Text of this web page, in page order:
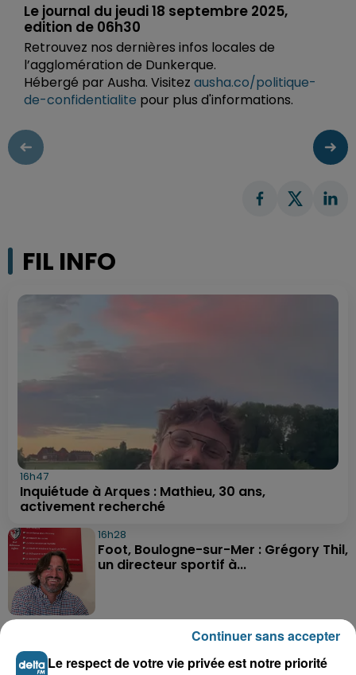
Le journal du jeudi 18 septembre 2025,
edition de 06h30
Retrouvez nos dernières infos locales de
l’agglomération de Dunkerque.
Hébergé par Ausha. Visitez ausha.co/politique-
de-confidentialite pour plus d'informations.
FIL INFO
16h47
Inquiétude à Arques : Mathieu, 30 ans,
activement recherché
16h28
Foot, Boulogne-sur-Mer : Grégory Thil,
un directeur sportif à...
Hand : Dunkerque face à l'élite pour
préparer la saison du renouveau
Le respect de votre vie privée est notre priorité
Continuer sans accepter